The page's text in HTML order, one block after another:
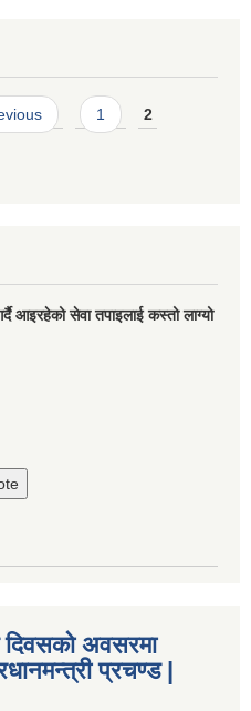
1 2
आइरहेको सेवा तपाइलाई कस्तो लाग्यो
दिवसको अवसरमा
प्रचण्ड |